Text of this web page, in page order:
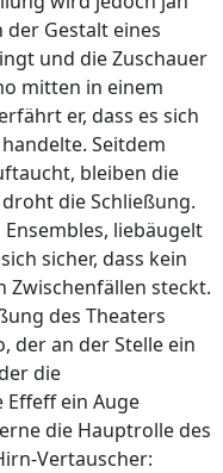
Gestalt eines
und die Zuschauer
mitten in einem
er, dass es sich
Seitdem
bleiben die
die Schließung.
liebäugelt
sicher, dass kein
Zwischenfällen steckt.
des Theaters
der an der Stelle ein
die
Effeff ein Auge
die Hauptrolle des
Vertauscher: